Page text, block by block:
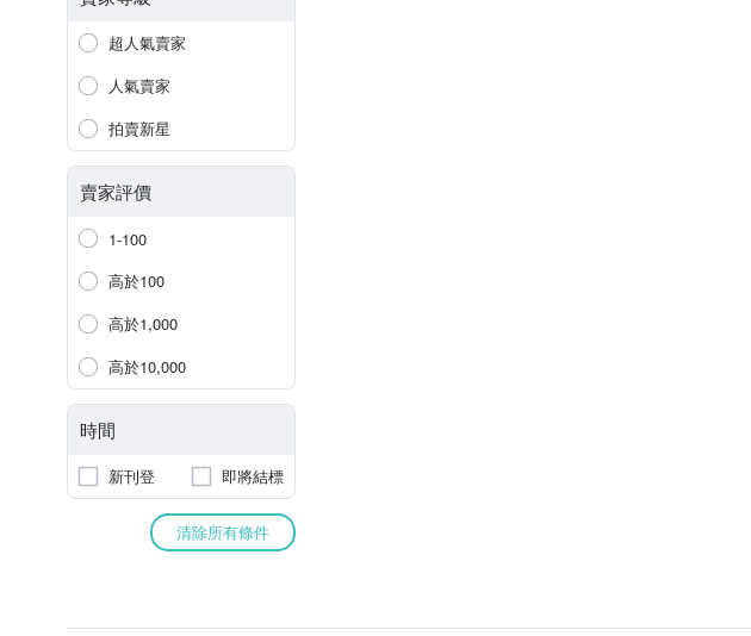
超人氣賣家
人氣賣家
拍賣新星
賣家評價
1-100
高於100
高於1,000
高於10,000
時間
新刊登 即將結標
清除所有條件